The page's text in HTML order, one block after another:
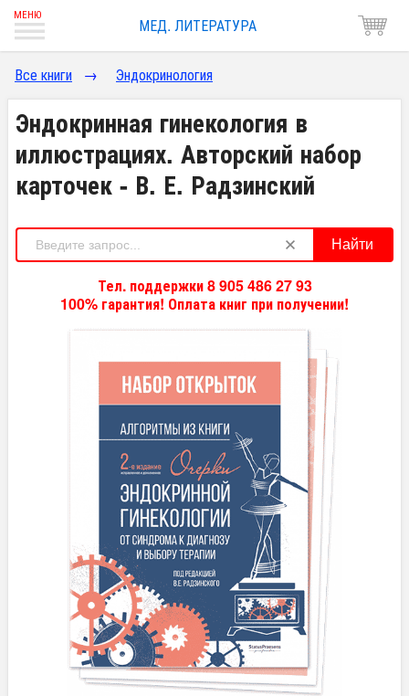
МЕД. ЛИТЕРАТУРА
Все книги → Эндокринология
Эндокринная гинекология в
иллюстрациях. Авторский набор
карточек - В. Е. Радзинский
Найти
Тел. поддержки 8 905 486 27 93
100% гарантия! Оплата книг при получении!